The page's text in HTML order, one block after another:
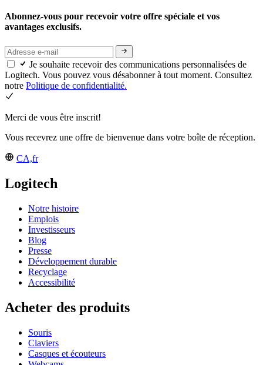
Abonnez-vous pour recevoir votre offre spéciale et vos
avantages exclusifs.
Je souhaite recevoir des communications personnalisées de
Logitech. Vous pouvez vous désabonner à tout moment. Consultez
notre Politique de confidentialité.
Merci de vous être inscrit!
Vous recevrez une offre de bienvenue dans votre boîte de réception.
CA,fr
Logitech
Notre histoire
Emplois
Investisseurs
Blog
Presse
Développement durable
Recyclage
Accessibilité
Acheter des produits
Souris
Claviers
Casques et écouteurs